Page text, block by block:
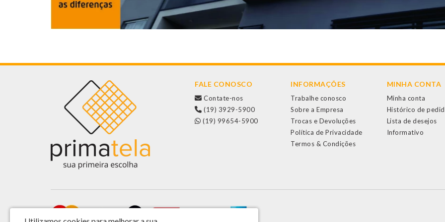
FALE CONOSCO
Contate-nos
(19) 3929-5900
(19) 99654-5900
INFORMAÇÕES
Trabalhe conosco
Sobre a Empresa
Trocas e Devoluções
Política de Privacidade
Termos & Condições
MINHA CONTA
Minha conta
Histórico de
Lista de desejos
Informativo